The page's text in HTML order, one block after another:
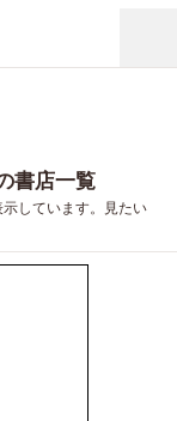
書店一覧
しています。見たい